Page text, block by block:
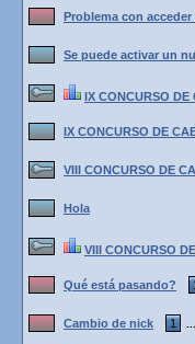
Problema con
Se puede activar un
IX CONCURSO DE
IX CONCURSO DE
VIII CONCURSO DE
Hola
VIII CONCURSO
Qué está pasando?
Cambio de nick 1